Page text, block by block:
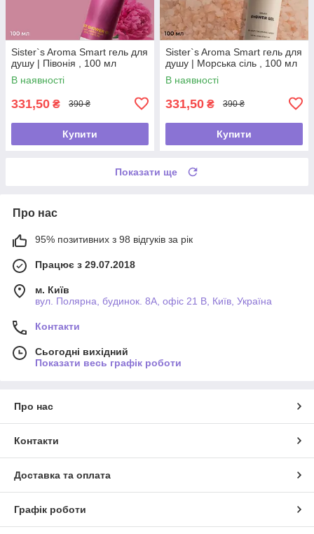
Sister`s Aroma Smart гель для
душу | Півонія , 100 мл
В наявності
331,50 ₴ 390 ₴
Купити
Sister`s Aroma Smart гель для
душу | Морська сіль , 100 мл
В наявності
331,50 ₴ 390 ₴
Купити
Показати ще
Про нас
95% позитивних з 98 відгуків за рік
Працює з 29.07.2018
м. Київ
вул. Полярна, будинок. 8А, офіс 21 В, Київ, Україна
Контакти
Сьогодні вихідний
Показати весь графік роботи
Про нас
Контакти
Доставка та оплата
Графік роботи